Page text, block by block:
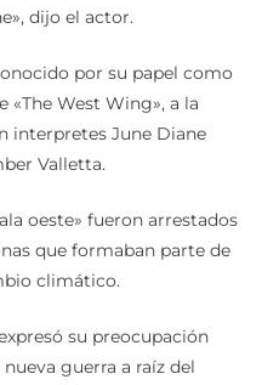
dijo el actor.
por su papel como
«The West Wing», a la
interpretes June Diane
Valletta.
oeste» fueron arrestados
que formaban parte de
climático.
su preocupación
guerra a raíz del